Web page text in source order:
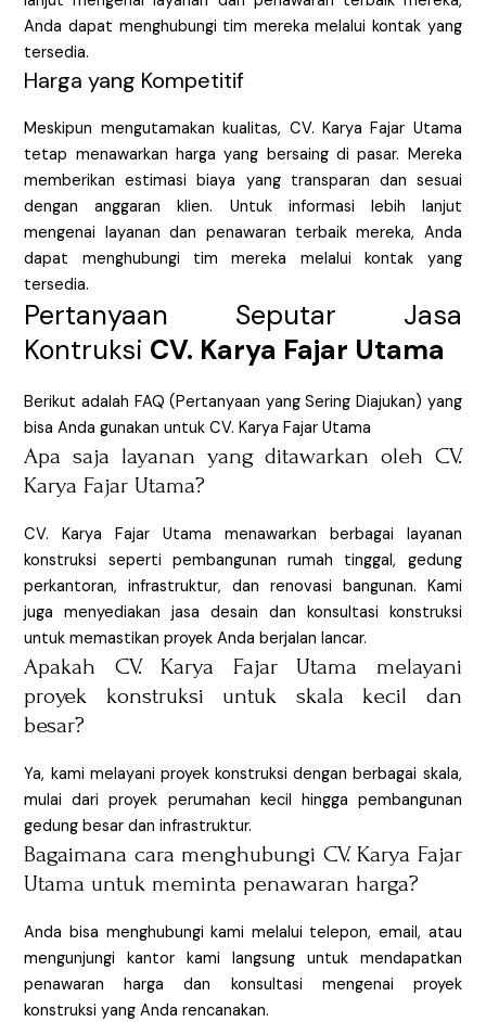
Anda dapat menghubungi tim mereka melalui kontak yang
tersedia.
Harga yang Kompetitif
Meskipun mengutamakan kualitas, CV. Karya Fajar Utama
tetap menawarkan harga yang bersaing di pasar. Mereka
memberikan estimasi biaya yang transparan dan sesuai
dengan anggaran klien. Untuk informasi lebih lanjut
mengenai layanan dan penawaran terbaik mereka, Anda
dapat menghubungi tim mereka melalui kontak yang
tersedia.
Pertanyaan Seputar Jasa
Kontruksi CV. Karya Fajar Utama
Berikut adalah FAQ (Pertanyaan yang Sering Diajukan) yang
bisa Anda gunakan untuk CV. Karya Fajar Utama
Apa saja layanan yang ditawarkan oleh CV.
Karya Fajar Utama?
CV. Karya Fajar Utama menawarkan berbagai layanan
konstruksi seperti pembangunan rumah tinggal, gedung
perkantoran, infrastruktur, dan renovasi bangunan. Kami
juga menyediakan jasa desain dan konsultasi konstruksi
untuk memastikan proyek Anda berjalan lancar.
Apakah CV. Karya Fajar Utama melayani
proyek konstruksi untuk skala kecil dan
besar?
Ya, kami melayani proyek konstruksi dengan berbagai skala,
mulai dari proyek perumahan kecil hingga pembangunan
gedung besar dan infrastruktur.
Bagaimana cara menghubungi CV. Karya Fajar
Utama untuk meminta penawaran harga?
Anda bisa menghubungi kami melalui telepon, email, atau
mengunjungi kantor kami langsung untuk mendapatkan
penawaran harga dan konsultasi mengenai proyek
konstruksi yang Anda rencanakan.